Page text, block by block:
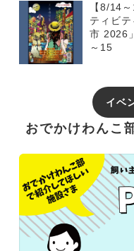
【8/14
ティビ
市 2026
～15
イベ
おでかけわんこ